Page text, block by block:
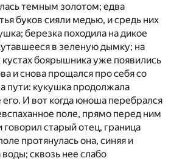
темным золотом; едва
буков сияли медью, и средь них
березка походила на дикое
в зеленую дымку; на
боярышника уже появились
и снова прощался про себя со
пути: кукушка продолжала
его. И вот когда юноша перебрался
поле, прямо перед ним
говорил старый отец, граница
протянулась она, синяя и
сквозь нее слабо